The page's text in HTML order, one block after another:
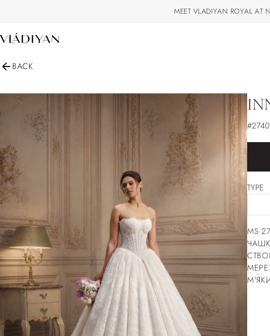
MEET VLADIYAN ROYAL AT
BACK
#2740
TYPE
MS